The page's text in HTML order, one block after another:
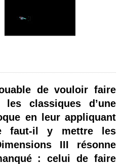
de vouloir faire
les classiques d’une
en leur appliquant
faut-il y mettre les
III résonne
: celui de faire